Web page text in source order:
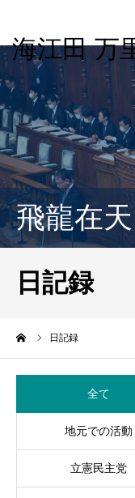
海江田 万
飛龍在
日記録
日記録
全て
地元での活動
立憲民主党